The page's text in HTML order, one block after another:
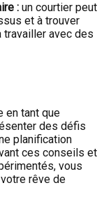
: un courtier peut
et à trouver
avec des
en tant que
des défis
planification
ces conseils et
vous
rêve de